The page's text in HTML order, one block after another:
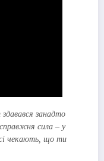
занадто
сила – у
чекають, що ти